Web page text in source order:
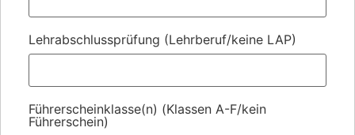
Lehrabschlussprüfung (Lehrberuf/keine LAP)
Führerscheinklasse(n) (Klassen A-F/kein
Führerschein)